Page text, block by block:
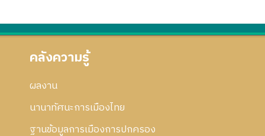
คลังความรู้
ผลงาน
นานาทัศนะการเมืองไทย
ฐานข้อมูลการเมืองการปกครอง